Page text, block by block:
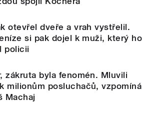
otevřel dveře a vrah vystřelil.
si pak dojel k muži, který ho
policii
zákruta byla fenomén. Mluvili
milionům posluchačů, vzpomíná
Machaj